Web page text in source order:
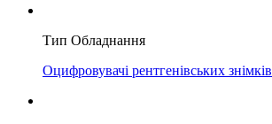
Тип Обладнання
Оцифровувачі рентгенівських знімків